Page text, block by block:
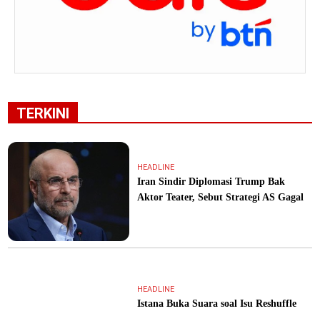
TERKINI
HEADLINE
Iran Sindir Diplomasi Trump Bak
Aktor Teater, Sebut Strategi AS Gagal
HEADLINE
Istana Buka Suara soal Isu Reshuffle